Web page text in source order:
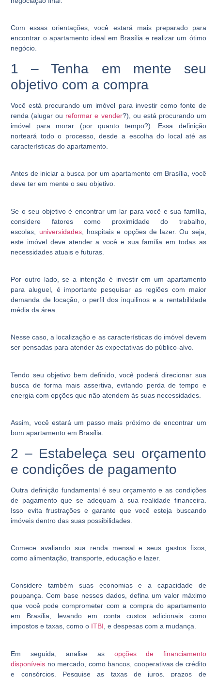
Com essas orientações, você estará mais preparado para
encontrar o apartamento ideal em Brasília e realizar um ótimo
negócio.
1 – Tenha em mente seu
objetivo com a compra
Você está procurando um imóvel para investir como fonte de
renda (alugar ou reformar e vender?), ou está procurando um
imóvel para morar (por quanto tempo?). Essa definição
norteará todo o processo, desde a escolha do local até as
características do apartamento.
Antes de iniciar a busca por um apartamento em Brasília, você
deve ter em mente o seu objetivo.
Se o seu objetivo é encontrar um lar para você e sua família,
considere fatores como proximidade do trabalho,
escolas, universidades, hospitais e opções de lazer. Ou seja,
este imóvel deve atender a você e sua família em todas as
necessidades atuais e futuras.
Por outro lado, se a intenção é investir em um apartamento
para aluguel, é importante pesquisar as regiões com maior
demanda de locação, o perfil dos inquilinos e a rentabilidade
média da área.
Nesse caso, a localização e as características do imóvel devem
ser pensadas para atender às expectativas do público-alvo.
Tendo seu objetivo bem definido, você poderá direcionar sua
busca de forma mais assertiva, evitando perda de tempo e
energia com opções que não atendem às suas necessidades.
Assim, você estará um passo mais próximo de encontrar um
bom apartamento em Brasília.
2 – Estabeleça seu orçamento
e condições de pagamento
Outra definição fundamental é seu orçamento e as condições
de pagamento que se adequam à sua realidade financeira.
Isso evita frustrações e garante que você esteja buscando
imóveis dentro das suas possibilidades.
Comece avaliando sua renda mensal e seus gastos fixos,
como alimentação, transporte, educação e lazer.
Considere também suas economias e a capacidade de
poupança. Com base nesses dados, defina um valor máximo
que você pode comprometer com a compra do apartamento
em Brasília, levando em conta custos adicionais como
impostos e taxas, como o ITBI, e despesas com a mudança.
Em seguida, analise as opções de financiamento
disponíveis no mercado, como bancos, cooperativas de crédito
e consórcios. Pesquise as taxas de juros, prazos de